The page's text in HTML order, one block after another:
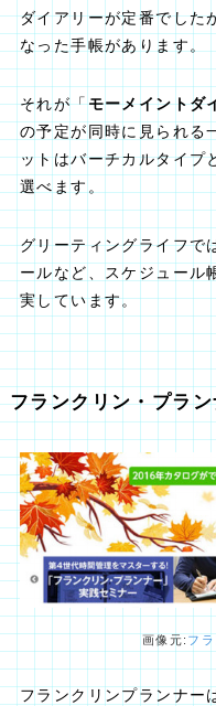
ダイアリーが定番でした
なった手帳があります。
それが「モーメイントダ
の予定が同時に見られる
ットはバーチカルタイプ
選べます。
グリーティングライフで
ールなど、スケジュール
実しています。
フランクリン・プラ
画像元: フ
フランクリンプランナー